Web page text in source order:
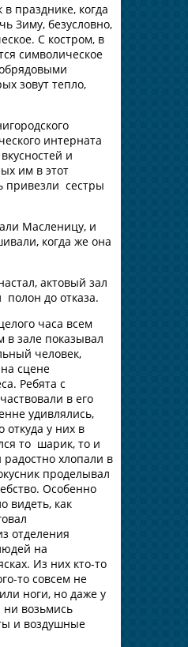
празднике, когда
Зиму, безусловно,
С костром, в
символическое
зовут тепло,
интерната
и
им в этот
привезли сестры
Масленицу, и
когда же она
актовый зал
до отказа.
часа всем
в зале показывал
человек,
сцене
Ребята с
в его
удивлялись,
откуда у них в
то шарик, то и
радостно хлопали в
проделывал
Особенно
видеть, как
отделения
на
Из них кто-то
то совсем не
ноги, но даже у
ни возьмись
и воздушные